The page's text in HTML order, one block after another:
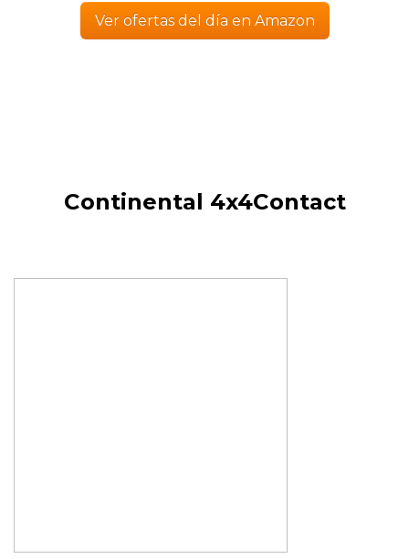
Ver ofertas del día en Amazon
Continental 4x4Contact